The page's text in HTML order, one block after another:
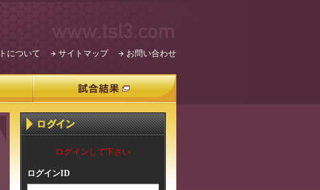
について サイトマップ お問い合わせ
ログインして下さい
ログインID